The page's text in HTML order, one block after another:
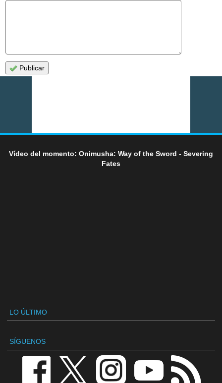
Publicar
Vídeo del momento: Onimusha: Way of the Sword - Severing
Fates
LO ÚLTIMO
SÍGUENOS